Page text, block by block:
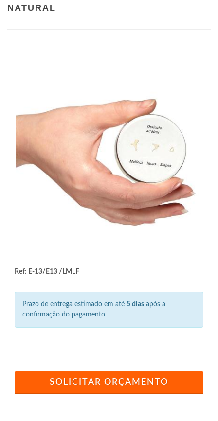
NATURAL
Ref: E-13/E13 /LMLF
Prazo de entrega estimado em até 5 dias após a
confirmação do pagamento.
SOLICITAR ORÇAMENTO